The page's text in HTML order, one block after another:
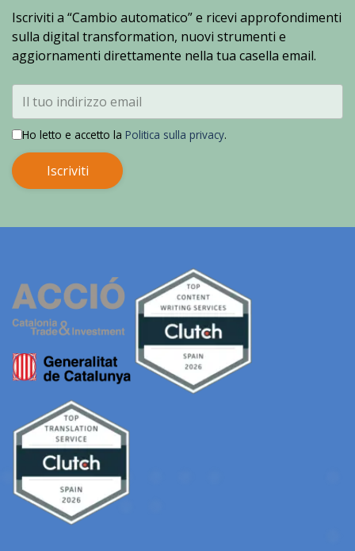
Iscriviti a “Cambio automatico” e ricevi approfondimenti
sulla digital transformation, nuovi strumenti e
aggiornamenti direttamente nella tua casella email.
Ho letto e accetto la Politica sulla privacy.
Iscriviti